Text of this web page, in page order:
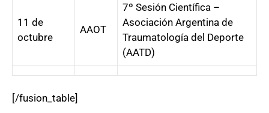
11 de
octubre
AAOT
7º Sesión Científica –
Asociación Argentina de
Traumatología del Deporte
(AATD)
[/fusion_table]